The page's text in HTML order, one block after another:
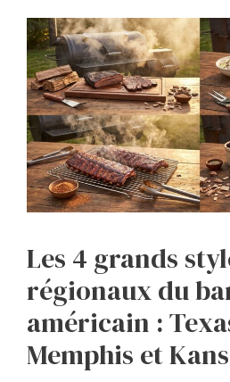
Les 4 grands
régionaux du
américain :
Memphis et